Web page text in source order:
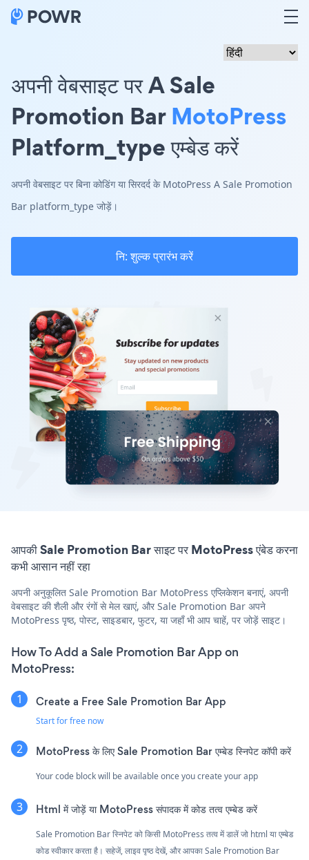
अपनी वेबसाइट पर A Sale
Promotion BarMotoPress
Platform_type एम्बेड करें
अपनी वेबसाइट पर बिना कोडिंग या सिरदर्द के MotoPress A Sale Promotion
Bar platform_type जोड़ें।
नि: शुल्क प्रारंभ करें
आपकी Sale Promotion Bar साइट पर MotoPress एंबेड करना
कभी आसान नहीं रहा
अपनी अनुकूलित Sale Promotion Bar MotoPress एप्लिकेशन बनाएं, अपनी
वेबसाइट की शैली और रंगों से मेल खाएं, और Sale Promotion Bar अपने
MotoPress पृष्ठ, पोस्ट, साइडबार, फुटर, या जहाँ भी आप चाहें, पर जोड़ें साइट।
How To Add a Sale Promotion Bar App on
MotoPress:
Create a Free Sale Promotion Bar App
Start for free now
MotoPress के लिए Sale Promotion Bar एम्बेड स्निपेट कॉपी करें
Your code block will be available once you create your app
Html में जोड़ें या MotoPress संपादक में कोड तत्व एम्बेड करें
Sale Promotion Bar स्निपेट को किसी MotoPress तत्व में डालें जो html या एम्बेड
कोड स्वीकार करता है। सहेजें, लाइव पृष्ठ देखें, और आपका Sale Promotion Bar